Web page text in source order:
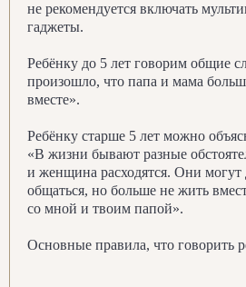
не рекомендуется включать
гаджеты.
Ребёнку до 5 лет говорим общие
произошло, что папа и мама
вместе».
Ребёнку старше 5 лет можно
«В жизни бывают разные
и женщина расходятся. Они
общаться, но больше не жить
со мной и твоим папой».
Основные правила, что говорить